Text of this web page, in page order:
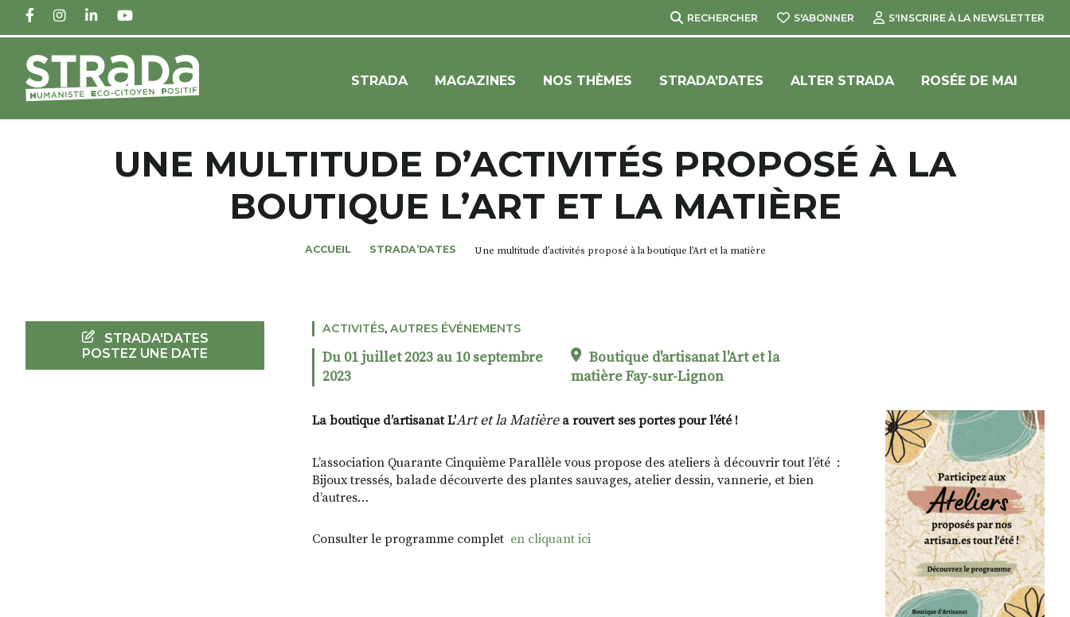
FACEBOOKINSTAGRAM
LINKEDINYOUTUBE RECHERCHER S'ABONNER S'INSCRIRE À LA NEWSLETTER
STRADA MAGAZINES NOS THÈMES STRADA’DATES ALTER STRADA ROSÉE DE MAI
UNE MULTITUDE D’ACTIVITÉS PROPOSÉ À LA
BOUTIQUE L’ART ET LA MATIÈRE
ACCUEIL STRADA’DATES Une multitude d’activités proposé à la boutique l’Art et la matière
ACTIVITÉS, AUTRES ÉVÉNEMENTS
Du 01 juillet 2023 au 10 septembre
2023
Boutique d'artisanat l'Art et la
matière Fay-sur-Lignon
La boutique d’artisanat L’Art et la Matièrea rouvert ses portes pour l’été !
L’association Quarante Cinquième Parallèle vous propose des ateliers à découvrir tout l’été :
Bijoux tressés, balade découverte des plantes sauvages, atelier dessin, vannerie, et bien
d’autres…
Consulter le programme complet en cliquant ici
STRADA'DATES
POSTEZ UNE DATE